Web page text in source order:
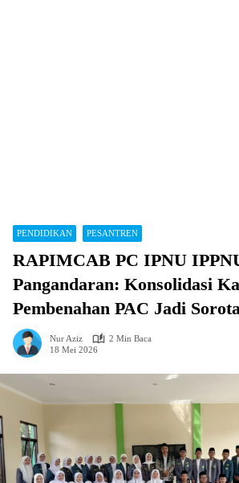
PENDIDIKAN PESANTREN
RAPIMCAB PC IPNU
Pangandaran: Konsolidasi
Pembenahan PAC Jadi
Nur Aziz
2 Min Baca
18 Mei 2026